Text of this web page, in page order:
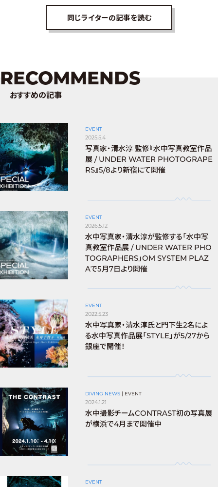
同じライターの記事を読む
RECOMMENDS
おすすめの記事
EVENT
2025.5.4
写真家・清水淳 監修『水中写真教室作品
展 / UNDER WATER PHOTOGRAPE
RS』5/8より新宿にて開催
EVENT
2026.5.12
水中写真家・清水淳が監修する「水中写
真教室作品展 / UNDER WATER PHO
TOGRAPHERS」OM SYSTEM PLAZ
Aで5月7日より開催
EVENT
2022.5.23
水中写真家・清水淳氏と門下生2名によ
る水中写真作品展「STYLE」が5/27から
銀座で開催！
DIVING NEWS EVENT
2024.1.21
水中撮影チームCONTRAST初の写真展
が横浜で4月まで開催中
EVENT